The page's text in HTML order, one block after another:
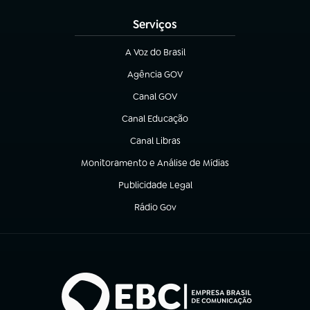
Serviços
A Voz do Brasil
(abre em nova aba)
Agência GOV
(abre em nova aba)
Canal GOV
(abre em nova aba)
Canal Educação
(abre em nova aba)
Canal Libras
(abre em nova aba)
Monitoramento e Análise de Mídias
(abre em nova aba)
Publicidade Legal
(abre em nova aba)
Rádio Gov
(abre em nova aba)